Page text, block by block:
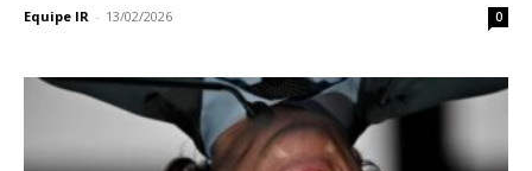
Equipe IR - 13/02/2026 0